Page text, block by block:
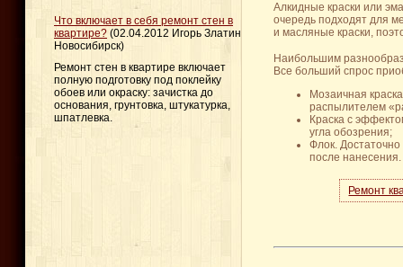
Что включает в себя ремонт стен в
квартире? (02.04.2012 Игорь Златин
Новосибирск)
Ремонт стен в квартире включает
полную подготовку под поклейку
обоев или окраску: зачистка до
основания, грунтовка, штукатурка,
шпатлевка.
Алкидные краски или
очередь подходят для
и масляные краски,
Наибольшим
Все больший спрос
Мозаичная
распылителем
Краска с
угла обозрения;
Флок.
после нанесения.
Ремонт